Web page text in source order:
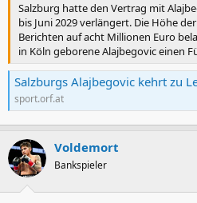
Salzburg hatte den Vertrag mit
bis Juni 2029 verlängert. Die Höhe
Berichten auf acht Millionen Euro
in Köln geborene Alajbegovic einen
Salzburgs Alajbegovic kehrt zu
sport.orf.at
Voldemort
Bankspieler